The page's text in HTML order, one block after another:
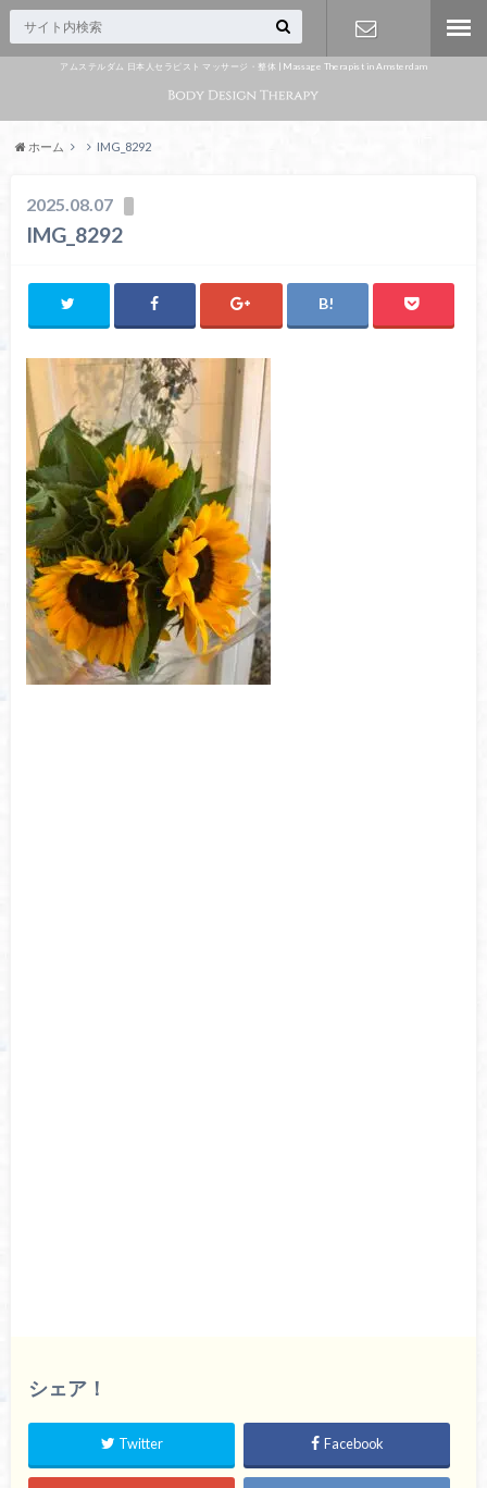
アムステルダム 日本人セラピスト マッサージ・整体 | Massage Therapist in Amsterdam
ホーム IMG_8292
2025.08.07
IMG_8292
シェア！
Twitter Facebook